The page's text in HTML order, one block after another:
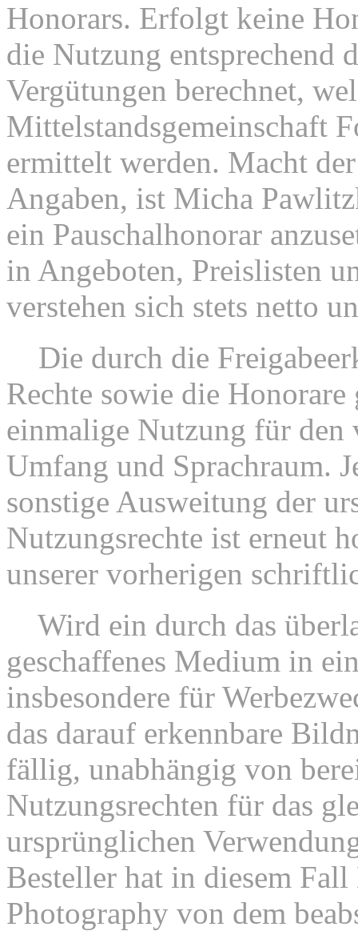
Honorars. Erfolgt keine
die Nutzung entsprechend
Vergütungen berechnet,
Mittelstandsgemeinschaft
ermittelt werden. Macht
Angaben, ist Micha
ein Pauschalhonorar
in Angeboten, Preislisten
verstehen sich stets netto
Die durch die
Rechte sowie die
einmalige Nutzung für den
Umfang und Sprachraum.
sonstige Ausweitung der
Nutzungsrechte ist erneut
unserer vorherigen
Wird ein durch das
geschaffenes Medium in
insbesondere für
das darauf erkennbare
fällig, unabhängig von
Nutzungsrechten für das
ursprünglichen
Besteller hat in diesem
Photography von dem